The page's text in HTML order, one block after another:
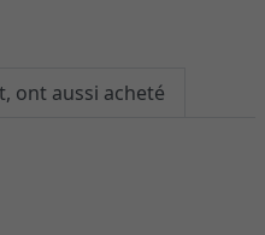
ont aussi acheté